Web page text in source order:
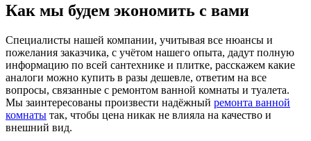
Как мы будем экономить с вами
Специалисты нашей компании, учитывая все нюансы и
пожелания заказчика, с учётом нашего опыта, дадут полную
информацию по всей сантехнике и плитке, расскажем какие
аналоги можно купить в разы дешевле, ответим на все
вопросы, связанные с ремонтом ванной комнаты и туалета.
Мы заинтересованы произвести надёжный ремонта ванной
комнаты так, чтобы цена никак не влияла на качество и
внешний вид.